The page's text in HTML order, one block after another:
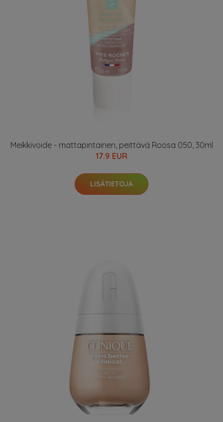
Meikkivoide - mattapintainen, peittävä Roosa 050, 30ml
17.9 EUR
LISÄTIETOJA